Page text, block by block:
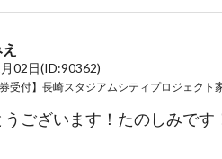
02日(ID:90362)
ございます！たのしみです